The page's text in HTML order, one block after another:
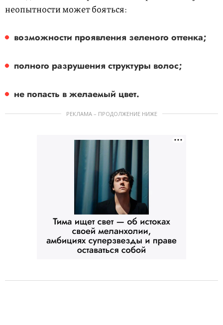
неопытности может бояться:
возможности проявления зеленого оттенка;
полного разрушения структуры волос;
не попасть в желаемый цвет.
РЕКЛАМА – ПРОДОЛЖЕНИЕ НИЖЕ